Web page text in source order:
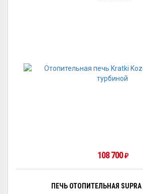
108 700₽
ПЕЧЬ ОТОПИТЕЛЬНАЯ SUPRA